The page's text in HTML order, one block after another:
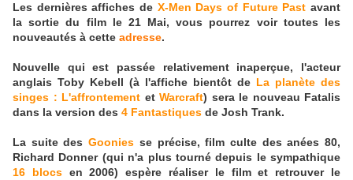
Les dernières affiches de X-Men Days of Future Past avant
la sortie du film le 21 Mai, vous pourrez voir toutes les
nouveautés à cette adresse.
Nouvelle qui est passée relativement inaperçue, l'acteur
anglais Toby Kebell (à l'affiche bientôt de La planète des
singes : L'affrontement et Warcraft) sera le nouveau Fatalis
dans la version des 4 Fantastiques de Josh Trank.
La suite desGoonies se précise, film culte des anées 80,
Richard Donner (qui n'a plus tourné depuis le sympathique
16 blocsen 2006) espère réaliser le film et retrouver le